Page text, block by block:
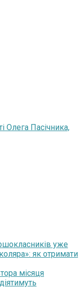
Олега Пасічника,
уже
як отримати
місяця